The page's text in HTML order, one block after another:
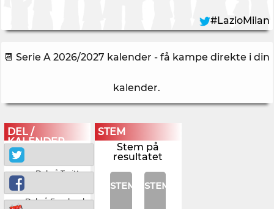
#LazioMilan
📆 Serie A 2026/2027 kalender - få kampe direkte i din
kalender.
DEL /
KALENDER
Del på Twitter
Del på Facebook
STEM
Stem på
resultatet
STEM STEM